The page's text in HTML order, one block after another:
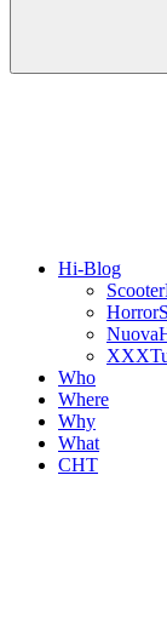
Hi-Blog
Who
Where
Why
What
CHT